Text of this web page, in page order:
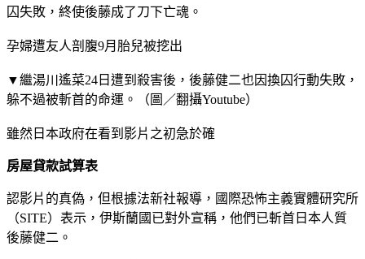
囚失敗，終使後藤成了刀下亡魂。
孕婦遭友人剖腹9月胎兒被挖出
▼繼湯川遙菜24日遭到殺害後，後藤健二也因換囚行動失敗，
躲不過被斬首的命運。（圖／翻攝Youtube）
雖然日本政府在看到影片之初急於確
房屋貸款試算表
認影片的真偽，但根據法新社報導，國際恐怖主義實體研究所
（SITE）表示，伊斯蘭國已對外宣稱，他們已斬首日本人質
後藤健二。